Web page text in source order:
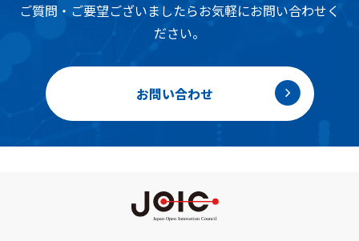
ご質問・ご要望ございましたらお気軽にお問い合わせく
ださい。
お問い合わせ